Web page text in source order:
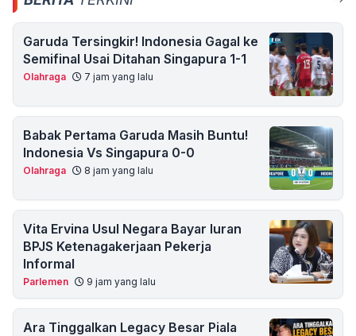
Garuda Tersingkir! Indonesia Gagal ke
Semifinal Usai Ditahan Singapura 1-1
Olahraga 7 jam yang lalu
Babak Pertama Garuda Masih Buntu!
Indonesia Vs Singapura 0-0
Olahraga 8 jam yang lalu
Vita Ervina Usul Negara Bayar Iuran
BPJS Ketenagakerjaan Pekerja
Informal
Parlemen 9 jam yang lalu
Ara Tinggalkan Legacy Besar Piala